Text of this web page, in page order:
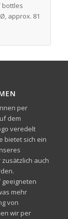
bottles
approx. 81
per
dem
veredelt
bietet sich ein
zusätzlich auch
mehr
von
wir per